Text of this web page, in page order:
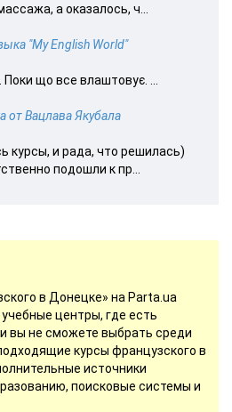
а оказалось, ч...
"My English World"
що все влаштовує. ...
от Вацлава Якубала
курсы, и рада, что решилась)
подошли к пр...
в Донецке» на Parta.ua
центры, где есть
вы не сможете выбрать среди
курсы французского в
источники
поисковые системы и